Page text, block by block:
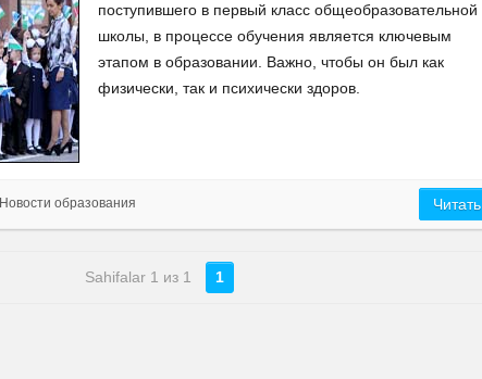
поступившего в первый класс общеобразовательной
школы, в процессе обучения является ключевым
этапом в образовании. Важно, чтобы он был как
физически, так и психически здоров.
Новости образования Читать
Sahifalar 1 из 1 1